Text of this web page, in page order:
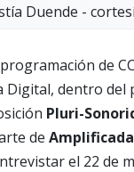
Duende -
de
Digital, dentro del
Pluri-
de
el 22 de